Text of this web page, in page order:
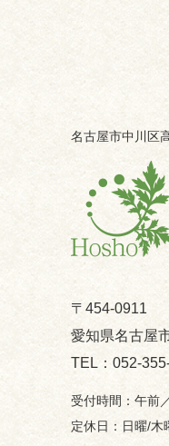
名古屋市中川区
〒454-0911
愛知県名古屋
052-
午前
日曜/木